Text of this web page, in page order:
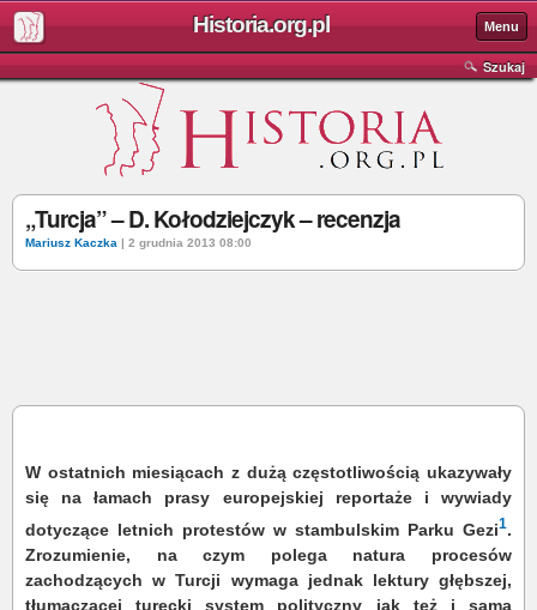
Historia.org.pl Menu
Szukaj
„Turcja” – D. Kołodziejczyk – recenzja
Mariusz Kaczka | 2 grudnia 2013 08:00
W ostatnich miesiącach z dużą częstotliwością ukazywały
się na łamach prasy europejskiej reportaże i wywiady
dotyczące letnich protestów w stambulskim Parku Gezi1.
Zrozumienie, na czym polega natura procesów
zachodzących w Turcji wymaga jednak lektury głębszej,
tłumaczącej turecki system polityczny jak też i samą